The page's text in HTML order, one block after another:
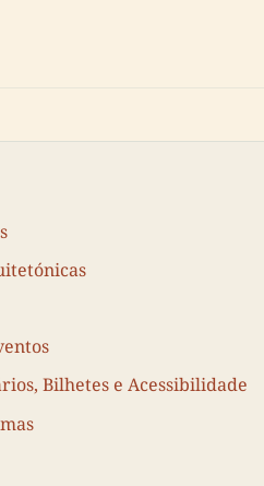
Bilhetes e Acessibilidade